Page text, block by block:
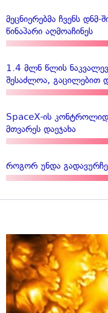
მეცნიერებმა ჩვენს
წინაპარი აღმოაჩინეს
1.4 მლნ წლის
შესაძლოა, გაცილებით
SpaceX-ის
მთვარეს დაეჯახა
როგორ უნდა